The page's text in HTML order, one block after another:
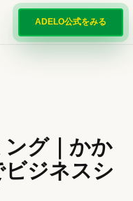
ADELO公式をみる
グ｜かか
ビジネスシ